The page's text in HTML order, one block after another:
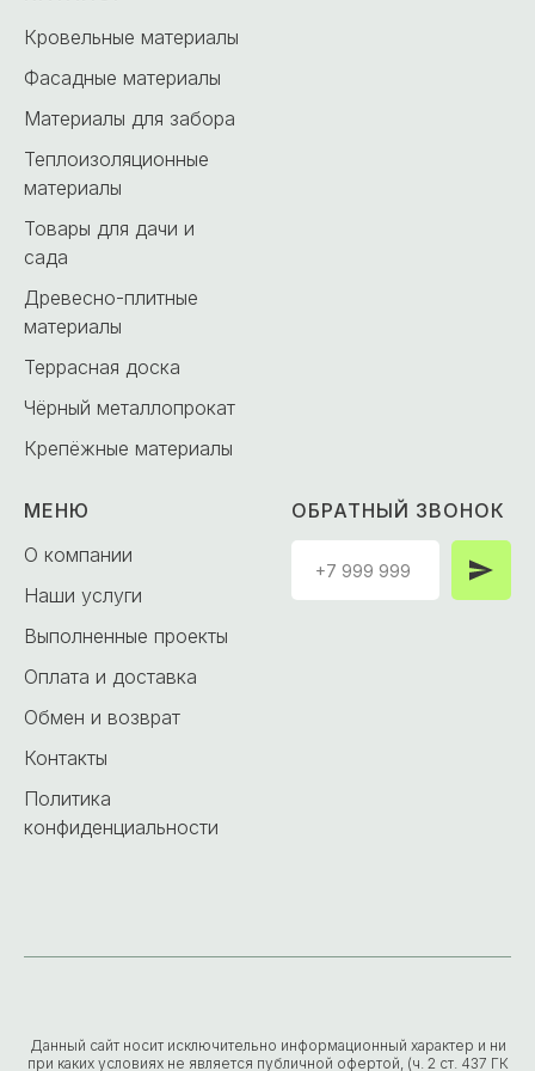
Кровельные материалы
Фасадные материалы
Материалы для забора
Теплоизоляционные
материалы
Товары для дачи и
сада
Древесно-плитные
материалы
Террасная доска
Чёрный металлопрокат
Крепёжные материалы
МЕНЮ
О компании
Наши услуги
Выполненные проекты
Оплата и доставка
Обмен и возврат
Контакты
Политика
конфиденциальности
ОБРАТНЫЙ ЗВОНОК
Данный сайт носит исключительно информационный характер и ни
при каких условиях не является публичной офертой, (ч. 2 ст. 437 ГК